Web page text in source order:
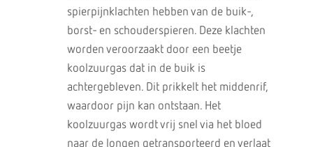
spierpijnklachten hebben van de buik-,
borst- en schouderspieren. Deze klachten
worden veroorzaakt door een beetje
koolzuurgas dat in de buik is
achtergebleven. Dit prikkelt het middenrif,
waardoor pijn kan ontstaan. Het
koolzuurgas wordt vrij snel via het bloed
naar de longen getransporteerd en verlaat